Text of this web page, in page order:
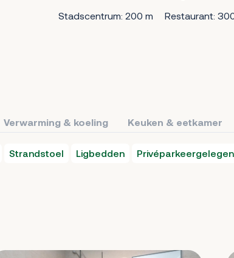
Stadscentrum: 200 m
Restaurant:
Verwarming & koeling Keuken & eetkamer
Strandstoel Ligbedden